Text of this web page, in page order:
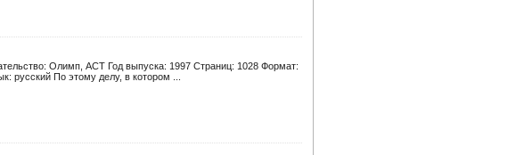
Олимп, АСТ Год выпуска: 1997 Страниц: 1028 Формат:
русский По этому делу, в котором ...